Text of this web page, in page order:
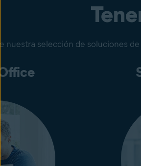
nuestra selección de soluciones